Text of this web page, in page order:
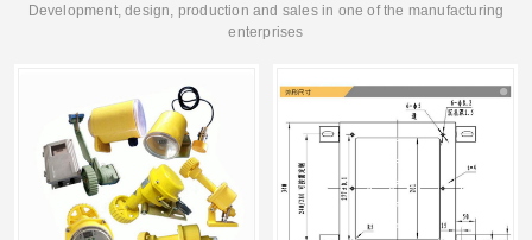
Development, design, production and sales in one of the manufacturing
enterprises